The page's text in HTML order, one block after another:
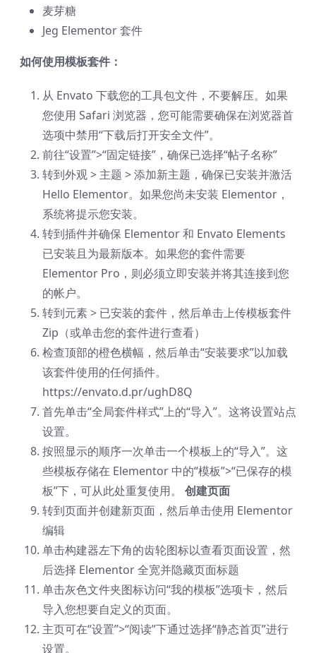
麦芽糖
Jeg Elementor 套件
如何使用模板套件：
从 Envato 下载您的工具包文件，不要解压。如果
您使用 Safari 浏览器，您可能需要确保在浏览器首
选项中禁用“下载后打开安全文件”。
前往“设置”>“固定链接”，确保已选择“帖子名称”
转到外观 > 主题 > 添加新主题，确保已安装并激活
Hello Elementor。如果您尚未安装 Elementor，
系统将提示您安装。
转到插件并确保 Elementor 和 Envato Elements
已安装且为最新版本。如果您的套件需要
Elementor Pro，则必须立即安装并将其连接到您
的帐户。
转到元素 > 已安装的套件，然后单击上传模板套件
Zip（或单击您的套件进行查看）
检查顶部的橙色横幅，然后单击“安装要求”以加载
该套件使用的任何插件。
https://envato.d.pr/ughD8Q
首先单击“全局套件样式”上的“导入”。这将设置站点
设置。
按照显示的顺序一次单击一个模板上的“导入”。这
些模板存储在 Elementor 中的“模板”>“已保存的模
板”下，可从此处重复使用。 创建页面
转到页面并创建新页面，然后单击使用 Elementor
编辑
单击构建器左下角的齿轮图标以查看页面设置，然
后选择 Elementor 全宽并隐藏页面标题
单击灰色文件夹图标访问“我的模板”选项卡，然后
导入您想要自定义的页面。
主页可在“设置”>“阅读”下通过选择“静态首页”进行
设置。